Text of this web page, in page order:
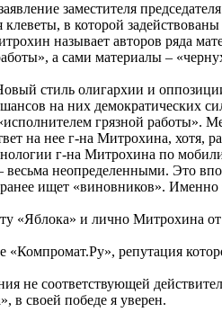
заместителя
в которой
называет авторов ряда
а сами материалы –
стиль олигархии и
на них демократических
грязной работы».
на нее г-на Митрохина, хотя,
г-на Митрохина по
неопределенными. Это
ищет «виновников».
«Яблока» и лично Митрохина
репутация
не соответствующей
в своей победе я уверен.